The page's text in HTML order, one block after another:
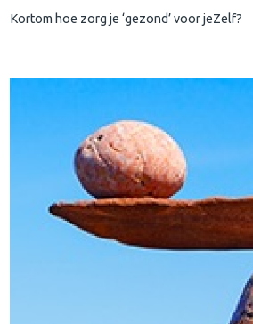
Kortom hoe zorg je ‘gezond’ voor jeZelf?